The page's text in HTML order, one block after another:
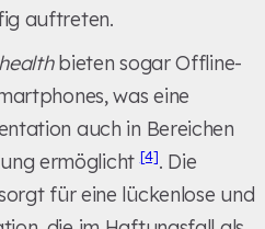
auftreten.
bieten sogar Offline-
was eine
auch in Bereichen
ermöglicht[4]. Die
für eine lückenlose und